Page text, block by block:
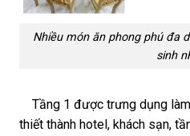
Nhiều món ăn phong phú đa
sinh
Tầng 1 được trưng dụng
thiết thành hotel, khách sạn,